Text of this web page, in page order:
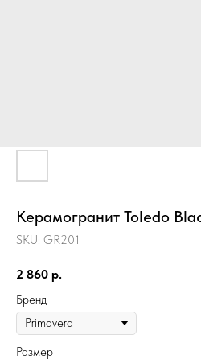
Керамогранит Toledo
SKU: GR201
2 860 р.
Бренд
Размер